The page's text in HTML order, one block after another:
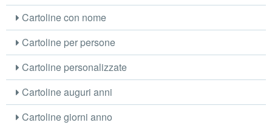
Cartoline con nome
Cartoline per persone
Cartoline personalizzate
Cartoline auguri anni
Cartoline giorni anno